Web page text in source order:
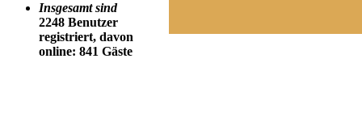
Insgesamt sind
2248 Benutzer
registriert, davon
online: 841 Gäste